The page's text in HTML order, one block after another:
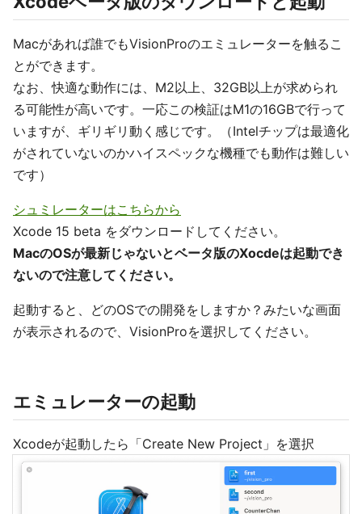
Macがあれば誰でもVisionProのエミュレーターを触るこ
とができます。
なお、快適な動作には、M2以上、32GB以上が求められ
る可能性が高いです。一応この検証はM1の16GBで行って
いますが、ギリギリ動く感じです。（Intelチップは最適化
がされていないのかハイスペックな機種でも動作は難しい
です）
シュミレーターはこちらから
Xcode 15 beta をダウンロードしてください。
MacのOSが最新じゃないとベータ版のXocdeは起動でき
ないので注意してください。
起動すると、どのOSでの開発をしますか？みたいな画面
が表示されるので、VisionProを選択してください。
エミュレーターの起動
Xcodeが起動したら「Create New Project」を選択